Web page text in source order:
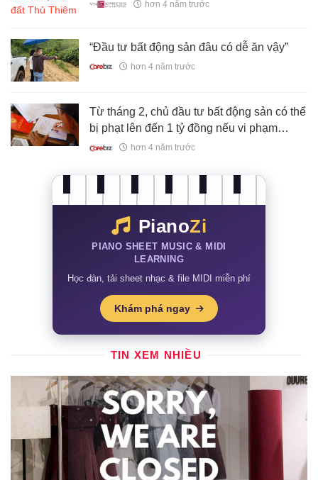
hơn 4 năm trước
“Đầu tư bất động sản đâu có dễ ăn vậy”
hơn 4 năm trước
Từ tháng 2, chủ đầu tư bất động sản có thể
bị phạt lên đến 1 tỷ đồng nếu vi phạm
những quy định mới sau đây
hơn 4 năm trước
PianoZi
PIANO SHEET MUSIC & MIDI
LEARNING
Học đàn, tải sheet nhạc & file MIDI miễn phí
Khám phá ngay
TIN XEM NHIỀU